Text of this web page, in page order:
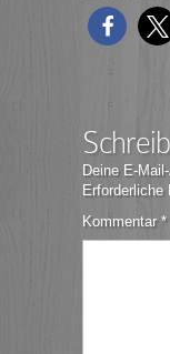
Deine E-
Kommentar*